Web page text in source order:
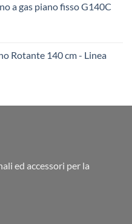
a gas piano fisso G140C
Rotante 140 cm - Linea
ed accessori per la